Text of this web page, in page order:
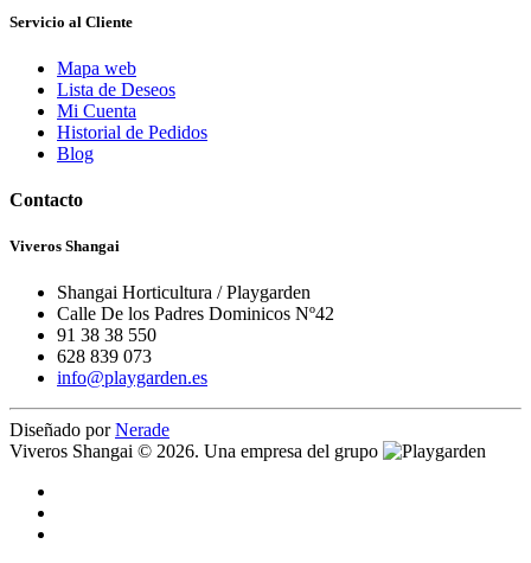
Servicio al Cliente
Mapa web
Lista de Deseos
Mi Cuenta
Historial de Pedidos
Blog
Contacto
Viveros Shangai
Shangai Horticultura / Playgarden
Calle De los Padres Dominicos Nº42
91 38 38 550
628 839 073
info@playgarden.es
Diseñado porNerade
Viveros Shangai © 2026. Una empresa del grupo